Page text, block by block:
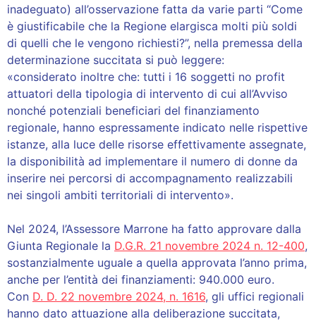
inadeguato) all’osservazione fatta da varie parti “Come
è giustificabile che la Regione elargisca molti più soldi
di quelli che le vengono richiesti?”, nella premessa della
determinazione succitata si può leggere:
«considerato inoltre che: tutti i 16 soggetti no profit
attuatori della tipologia di intervento di cui all’Avviso
nonché potenziali beneficiari del finanziamento
regionale, hanno espressamente indicato nelle rispettive
istanze, alla luce delle risorse effettivamente assegnate,
la disponibilità ad implementare il numero di donne da
inserire nei percorsi di accompagnamento realizzabili
nei singoli ambiti territoriali di intervento».
Nel 2024, l’Assessore Marrone ha fatto approvare dalla
Giunta Regionale la D.G.R. 21 novembre 2024 n. 12-400,
sostanzialmente uguale a quella approvata l’anno prima,
anche per l’entità dei finanziamenti: 940.000 euro.
Con D. D. 22 novembre 2024, n. 1616, gli uffici regionali
hanno dato attuazione alla deliberazione succitata,